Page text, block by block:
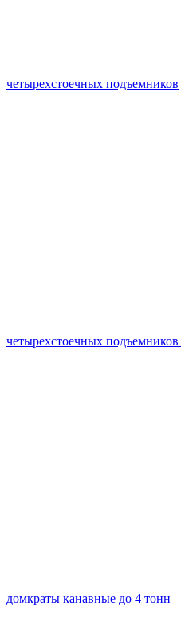
четырехстоечных подъемников
четырехстоечных подъемников
домкраты канавные до 4 тонн